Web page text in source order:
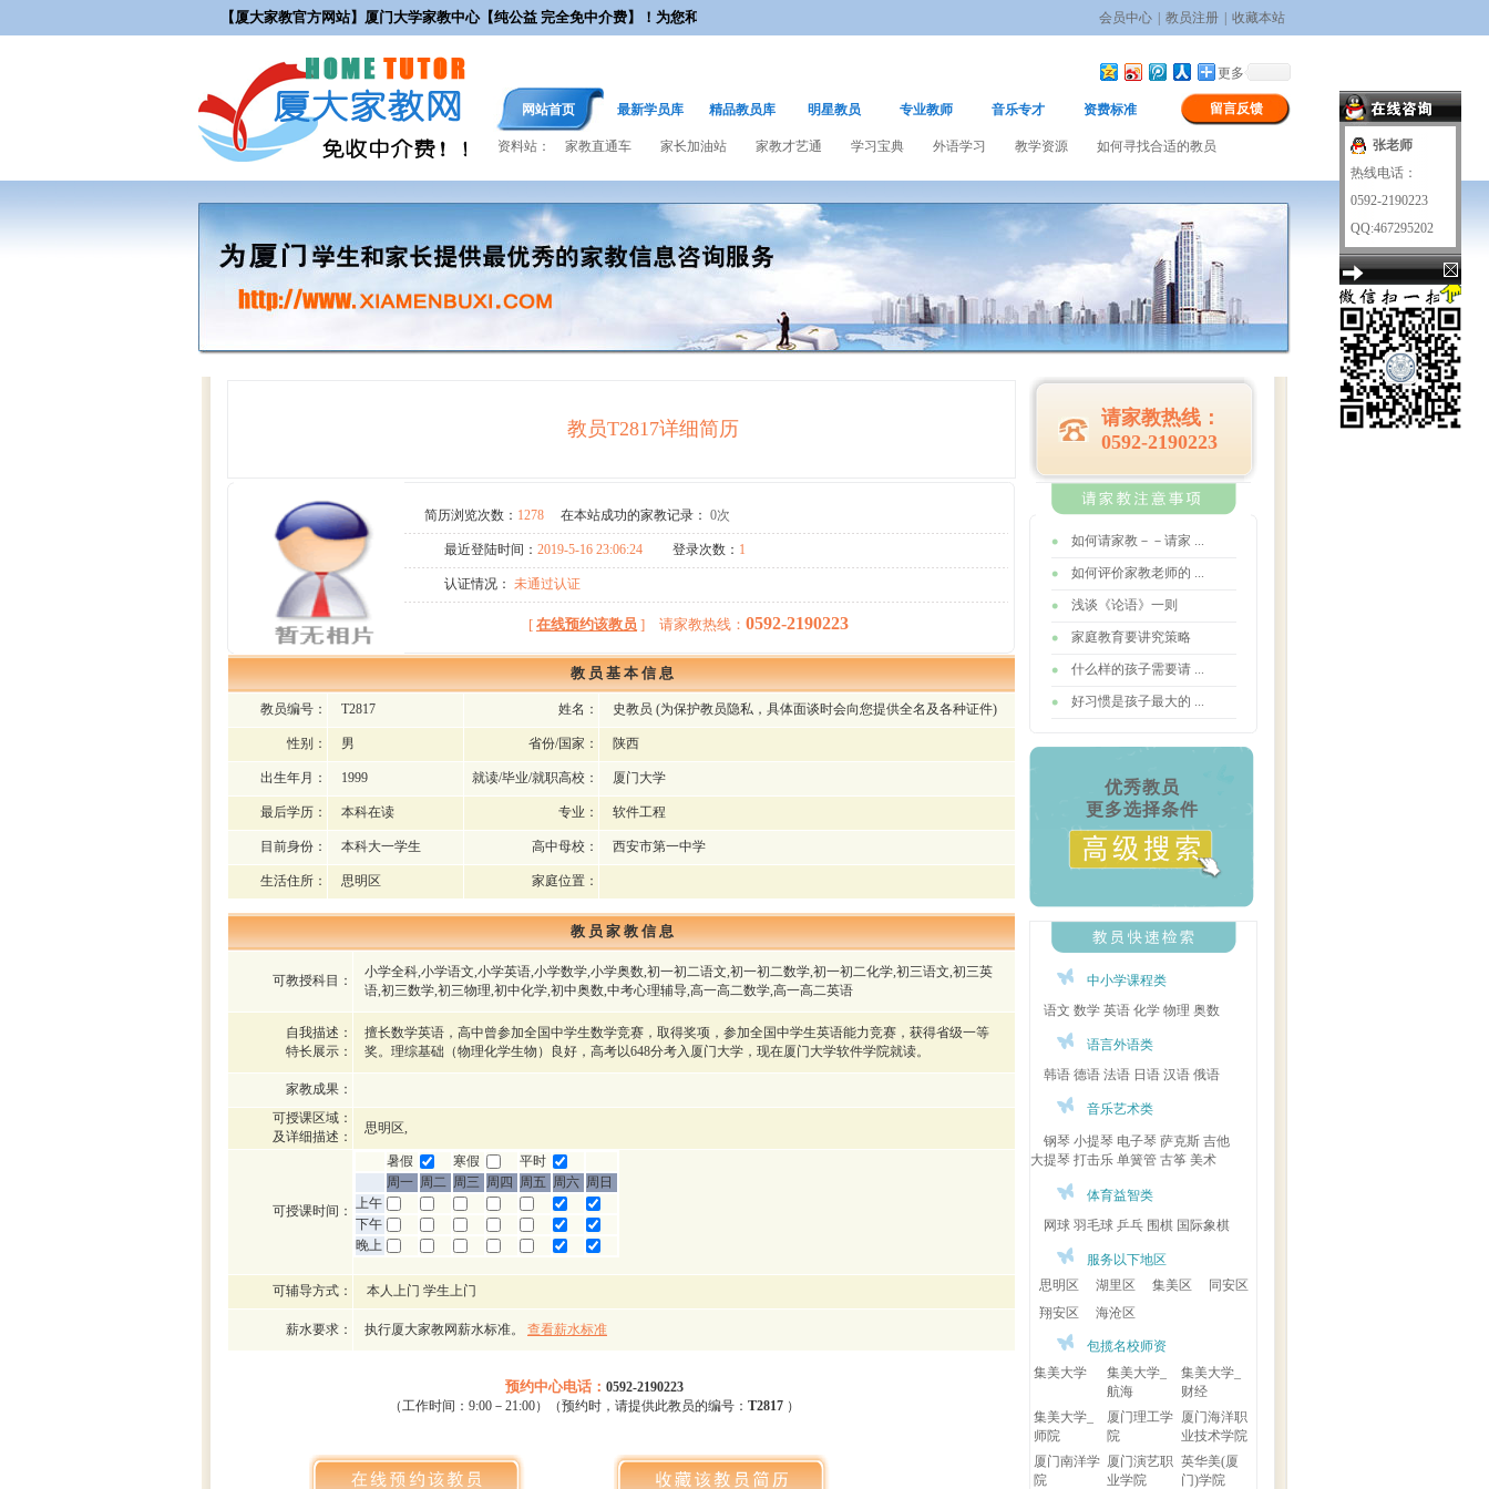
【厦大家教官方网站】厦门大学家教中心【纯公益 完全免中介费】！为您和您的孩子提供最优质的服务！ 会员中心 教员注册 收藏本站
更多
网站首页 最新学员库 精品教员库 明星教员 专业教师 音乐专才 资费标准 留言反馈
资料站： 家教直通车 家长加油站 家教才艺通 学习宝典 外语学习 教学资源 如何寻找合适的教员
教员T2817详细简历
请家教热线：
0592-2190223
简历浏览次数： 1278 在本站成功的家教记录： 0次
最近登陆时间： 2019-5-16 23:06:24 登录次数： 1
认证情况： 未通过认证
[ 在线预约该教员 ] 请家教热线： 0592-2190223
教 员 基 本 信 息
教员编号： T2817 姓名： 史教员 (为保护教员隐私，具体面谈时会向您提供全名及各种证件)
性别： 男 省份/国家： 陕西
出生年月： 1999 就读/毕业/就职高校： 厦门大学
最后学历： 本科在读 专业： 软件工程
目前身份： 本科大一学生 高中母校： 西安市第一中学
生活住所： 思明区 家庭位置：
教 员 家 教 信 息
可教授科目：
小学全科,小学语文,小学英语,小学数学,小学奥数,初一初二语文,初一初二数学,初一初二化学,初三语文,初三英
语,初三数学,初三物理,初中化学,初中奥数,中考心理辅导,高一高二数学,高一高二英语
自我描述：
特长展示：
擅长数学英语，高中曾参加全国中学生数学竞赛，取得奖项，参加全国中学生英语能力竞赛，获得省级一等
奖。理综基础（物理化学生物）良好，高考以648分考入厦门大学，现在厦门大学软件学院就读。
家教成果：
可授课区域：
及详细描述：
思明区,
可授课时间：
暑假 寒假
平时
周一 周二 周三 周四 周五 周六 周日
上午
下午
晚上
可辅导方式： 本人上门 学生上门
薪水要求： 执行厦大家教网薪水标准。 查看薪水标准
预约中心电话： 0592-2190223
（工作时间：9:00－21:00）（预约时，请提供此教员的编号： T2817 ）
如何请家教－－请家 ...
如何评价家教老师的 ...
浅谈《论语》一则
家庭教育要讲究策略
什么样的孩子需要请 ...
好习惯是孩子最大的 ...
优秀教员
更多选择条件
中小学课程类
语文 数学 英语 化学 物理 奥数
语言外语类
韩语 德语 法语 日语 汉语 俄语
音乐艺术类
钢琴 小提琴 电子琴 萨克斯 吉他
大提琴 打击乐 单簧管 古筝 美术
体育益智类
网球 羽毛球 乒乓 围棋 国际象棋
服务以下地区
思明区
湖里区 集美区
同安区
翔安区
海沧区
包揽名校师资
集美大学
集美大学_
航海
集美大学_
财经
集美大学_
师院
厦门理工学
院
厦门海洋职
业技术学院
厦门南洋学
院
厦门演艺职
业学院
英华美(厦
门)学院
张老师
热线电话：
0592-2190223
QQ:467295202